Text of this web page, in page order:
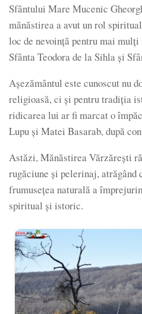
Sfântului Mare Mucenic
mănăstirea a avut un rol
loc de nevoință pentru mai
Sfânta Teodora de la Sihla și
Așezământul este cunoscut nu
religioasă, ci și pentru tradiția
ridicarea lui ar fi marcat o
Lupu și Matei Basarab, după
Astăzi, Mănăstirea Vărzărești
rugăciune și pelerinaj,
frumusețea naturală a
spiritual și istoric.